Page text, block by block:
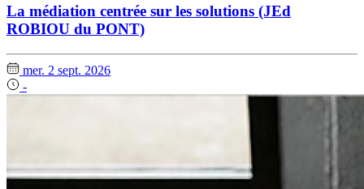
La médiation centrée sur les solutions (JEd
ROBIOU du PONT)
mer. 2 sept. 2026
-